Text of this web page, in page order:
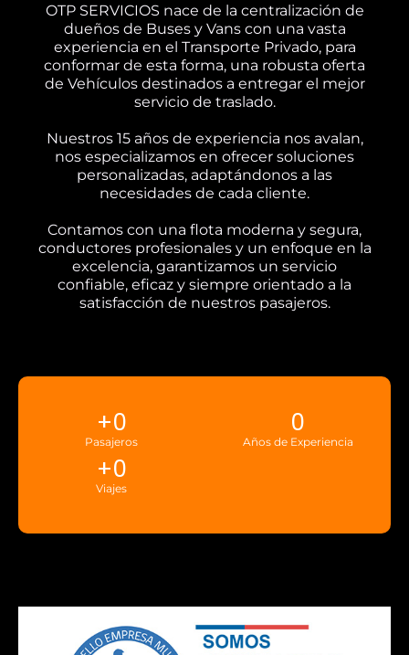
OTP SERVICIOS nace de la centralización de
dueños de Buses y Vans con una vasta
experiencia en el Transporte Privado, para
conformar de esta forma, una robusta oferta
de Vehículos destinados a entregar el mejor
servicio de traslado.
Nuestros 15 años de experiencia nos avalan,
nos especializamos en ofrecer soluciones
personalizadas, adaptándonos a las
necesidades de cada cliente.
Contamos con una flota moderna y segura,
conductores profesionales y un enfoque en la
excelencia, garantizamos un servicio
confiable, eficaz y siempre orientado a la
satisfacción de nuestros pasajeros.
Pasajeros
+0
Años de Experiencia
0
Viajes
+0